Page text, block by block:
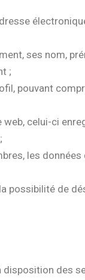
ses nom,
;
pouvant
celui-ci
les
possibilité de
des